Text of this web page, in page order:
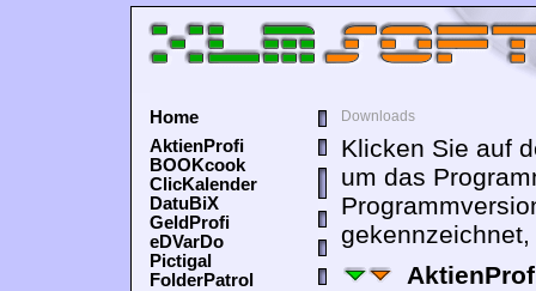
Home
AktienProfi
BOOKcook
ClicKalender
DatuBiX
GeldProfi
eDVarDo
Pictigal
FolderPatrol
Downloads
Klicken Sie auf
um das